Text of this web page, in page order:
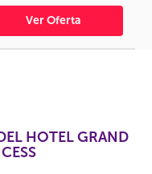
Ver Oferta
HOTEL GRAND